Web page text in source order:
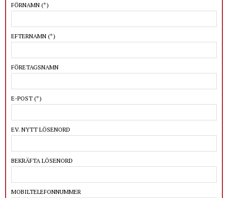
FÖRNAMN (*)
EFTERNAMN (*)
FÖRETAGSNAMN
E-POST (*)
EV. NYTT LÖSENORD
BEKRÄFTA LÖSENORD
MOBILTELEFONNUMMER